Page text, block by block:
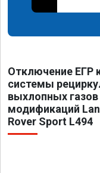
Отключение ЕГР
системы
выхлопных газов
модификаций
Rover Sport L494